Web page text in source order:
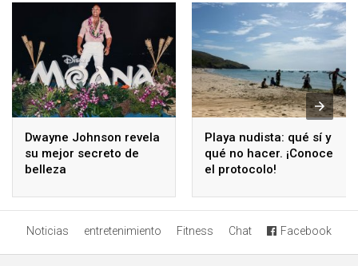
Dwayne Johnson revela
su mejor secreto de
belleza
Playa nudista: qué sí y
qué no hacer. ¡Conoce
el protocolo!
Noticias entretenimiento Fitness Chat Facebook